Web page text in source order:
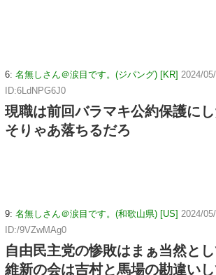
6: 名無しさん＠涙目です。(ジパング) [KR] 2024/
ID:6LdNPG6J0
現職は前回バラマキ公約保護に
そりゃあ落ちるだろ
9: 名無しさん＠涙目です。(和歌山県) [US] 2024/
ID:/9VZwMAg0
自由民主党の惨敗はまぁ当然と
維新の会は吉村と馬場の勘違い